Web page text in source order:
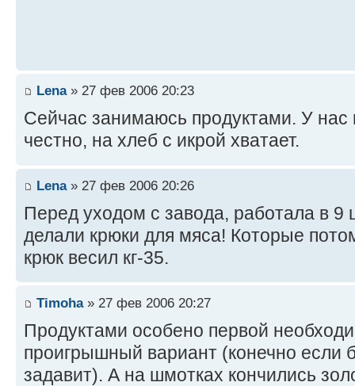
Lena» 27 фев 2006 20:23
Сейчас занимаюсь продуктами. У
честно, на хлеб с икрой хватает.
Lena» 27 фев 2006 20:26
Перед уходом с завода, работала в 9
делали крюки для мяса! Которые
крюк весил кг-35.
Timoha» 27 фев 2006 20:27
Продуктами особено первой
проигрышный вариант (конечно если
задавит). А на шмотках кончились